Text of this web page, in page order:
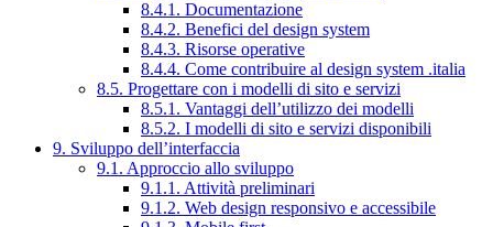
8.4.1. Documentazione
8.4.2. Benefici del design system
8.4.3. Risorse operative
8.4.4. Come contribuire al design system .italia
8.5. Progettare con i modelli di sito e servizi
8.5.1. Vantaggi dell’utilizzo dei modelli
8.5.2. I modelli di sito e servizi disponibili
9. Sviluppo dell’interfaccia
9.1. Approccio allo sviluppo
9.1.1. Attività preliminari
9.1.2. Web design responsivo e accessibile